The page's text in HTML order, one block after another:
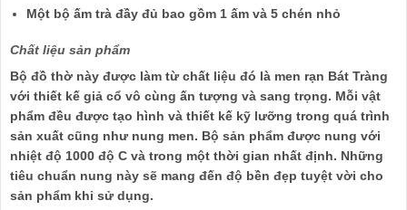
Một bộ ấm trà đầy đủ bao gồm 1 ấm và 5 chén nhỏ
Chất liệu sản phẩm
Bộ đồ thờ này được làm từ chất liệu đó là men rạn Bát Tràng
với thiết kế giả cổ vô cùng ấn tượng và sang trọng. Mỗi vật
phẩm đều được tạo hình và thiết kế kỹ lưỡng trong quá trình
sản xuất cũng như nung men. Bộ sản phẩm được nung với
nhiệt độ 1000 độ C và trong một thời gian nhất định. Những
tiêu chuẩn nung này sẽ mang đến độ bền đẹp tuyệt vời cho
sản phẩm khi sử dụng.